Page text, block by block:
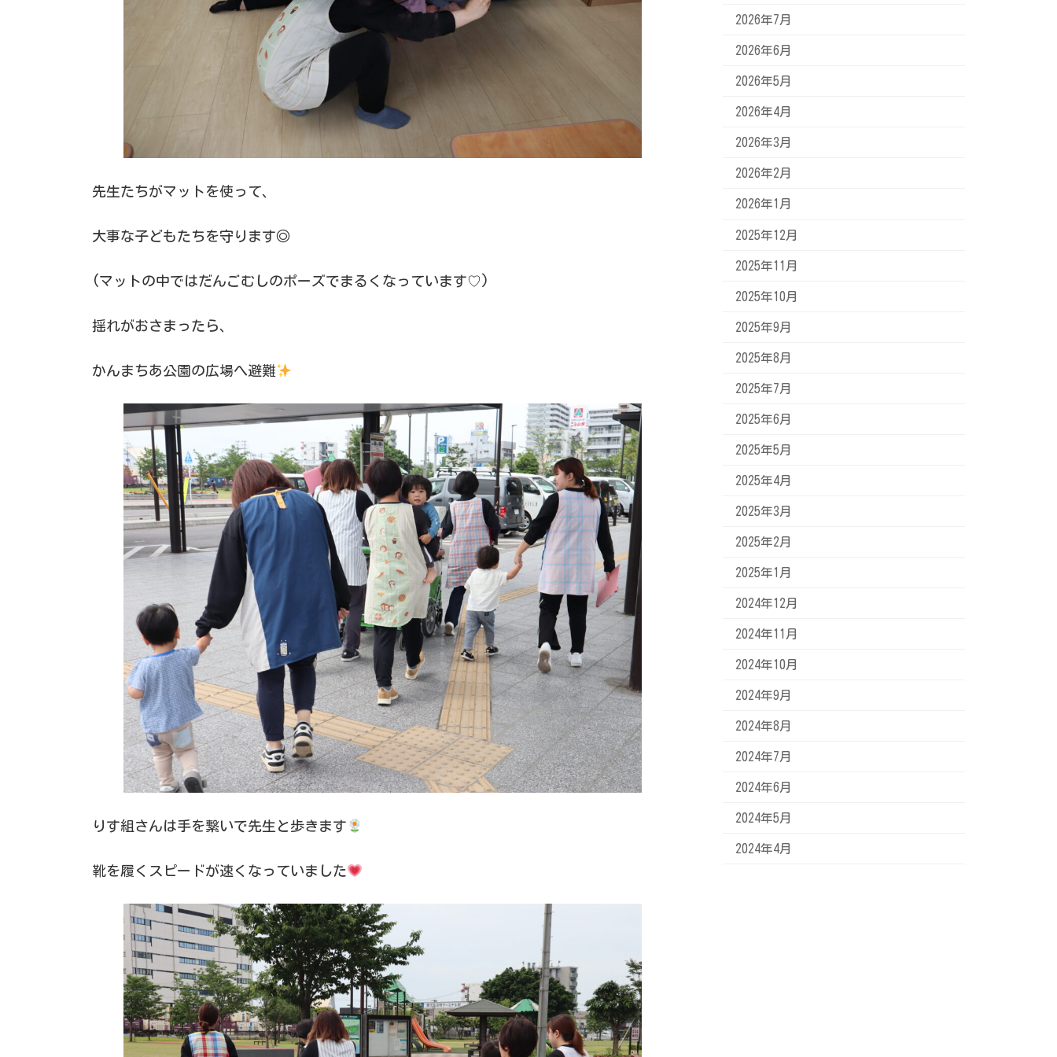
先生たちがマットを使って、
大事な子どもたちを守ります◎
(マットの中ではだんごむしのポーズでまるくなっています♡)
揺れがおさまったら、
かんまちあ公園の広場へ避難
りす組さんは手を繋いで先生と歩きます
靴を履くスピードが速くなっていました
2026年7月
2026年6月
2026年5月
2026年4月
2026年3月
2026年2月
2026年1月
2025年12月
2025年11月
2025年10月
2025年9月
2025年8月
2025年7月
2025年6月
2025年5月
2025年4月
2025年3月
2025年2月
2025年1月
2024年12月
2024年11月
2024年10月
2024年9月
2024年8月
2024年7月
2024年6月
2024年5月
2024年4月